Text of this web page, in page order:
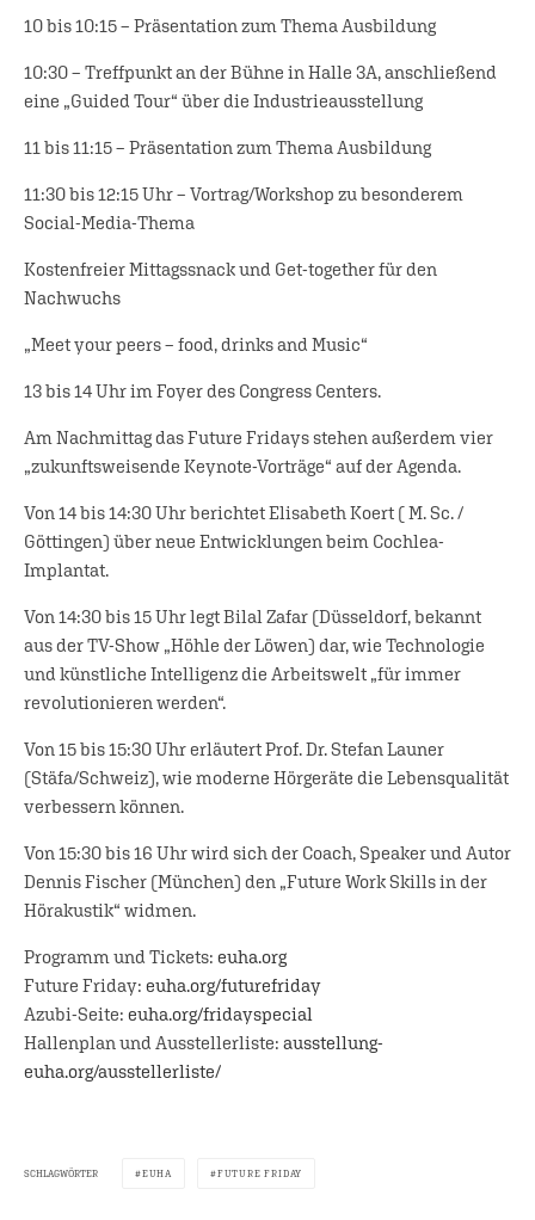
10 bis 10:15 – Präsentation zum Thema Ausbildung
10:30 – Treffpunkt an der Bühne in Halle 3A, anschließend
eine „Guided Tour“ über die Industrieausstellung
11 bis 11:15 – Präsentation zum Thema Ausbildung
11:30 bis 12:15 Uhr – Vortrag/Workshop zu besonderem
Social-Media-Thema
Kostenfreier Mittagssnack und Get-together für den
Nachwuchs
„Meet your peers – food, drinks and Music“
13 bis 14 Uhr im Foyer des Congress Centers.
Am Nachmittag das Future Fridays stehen außerdem vier
„zukunftsweisende Keynote-Vorträge“ auf der Agenda.
Von 14 bis 14:30 Uhr berichtet Elisabeth Koert ( M. Sc. /
Göttingen) über neue Entwicklungen beim Cochlea-
Implantat.
Von 14:30 bis 15 Uhr legt Bilal Zafar (Düsseldorf, bekannt
aus der TV-Show „Höhle der Löwen) dar, wie Technologie
und künstliche Intelligenz die Arbeitswelt „für immer
revolutionieren werden“.
Von 15 bis 15:30 Uhr erläutert Prof. Dr. Stefan Launer
(Stäfa/Schweiz), wie moderne Hörgeräte die Lebensqualität
verbessern können.
Von 15:30 bis 16 Uhr wird sich der Coach, Speaker und Autor
Dennis Fischer (München) den „Future Work Skills in der
Hörakustik“ widmen.
Programm und Tickets: euha.org
Future Friday: euha.org/futurefriday
Azubi-Seite: euha.org/fridayspecial
Hallenplan und Ausstellerliste: ausstellung-
euha.org/ausstellerliste/
SCHLAGWÖRTER EUHA FUTURE FRIDAY